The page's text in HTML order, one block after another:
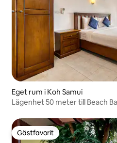
Eget rum i Koh Samui
Lägenhet 50 meter till Beach
Gästfavorit
Gästfavorit